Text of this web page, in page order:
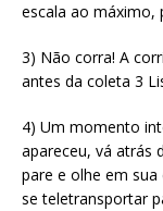
escala ao máximo,
3) Não corra! A
antes da coleta 3
4) Um momento
apareceu, vá atrás
pare e olhe em
se teletransportar